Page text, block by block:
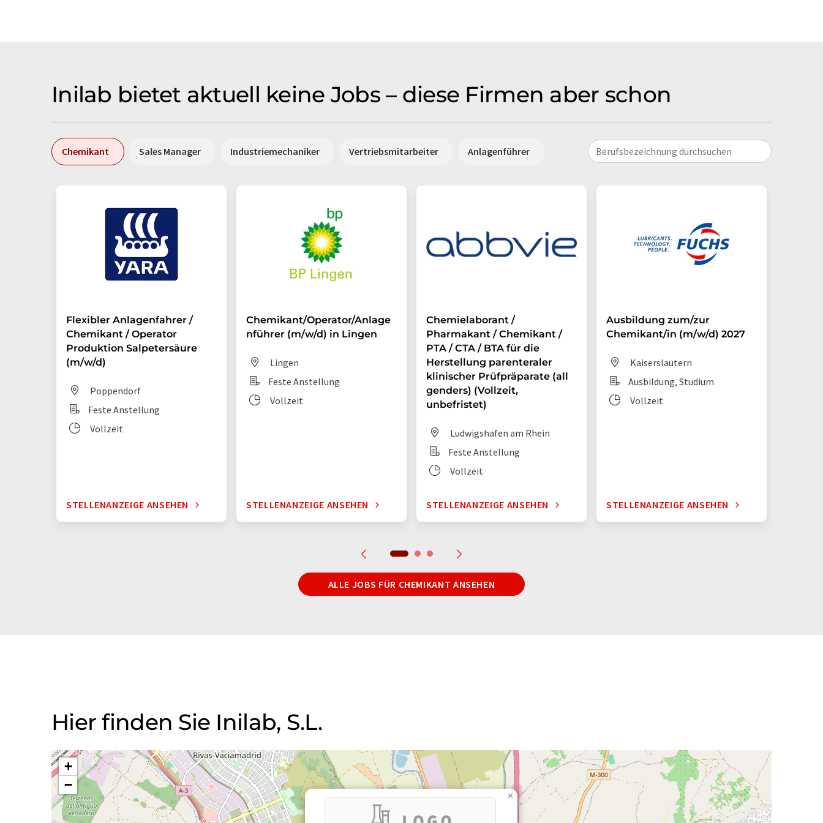
Inilab bietet aktuell keine Jobs – diese Firmen aber schon
Chemikant Sales Manager Industriemechaniker Vertriebsmitarbeiter Anlagenführer Berufsbezeichnung durchsuchen
Flexibler Anlagenfahrer /
Chemikant / Operator
Produktion Salpetersäure
(m/w/d)
Poppendorf
Feste Anstellung
Vollzeit
STELLENANZEIGE ANSEHEN
Chemikant/Operator/Anlage
nführer (m/w/d) in Lingen
Lingen
Feste Anstellung
Vollzeit
STELLENANZEIGE ANSEHEN
Chemielaborant /
Pharmakant / Chemikant /
PTA / CTA / BTA für die
Herstellung parenteraler
klinischer Prüfpräparate (all
genders) (Vollzeit,
unbefristet)
Ludwigshafen am Rhein
Feste Anstellung
Vollzeit
STELLENANZEIGE ANSEHEN
Ausbildung zum/zur
Chemikant/in (m/w/d) 2027
Kaiserslautern
Ausbildung, Studium
Vollzeit
STELLENANZEIGE ANSEHEN
ALLE JOBS FÜR CHEMIKANT ANSEHEN
Hier finden Sie Inilab, S.L.
×
+
−